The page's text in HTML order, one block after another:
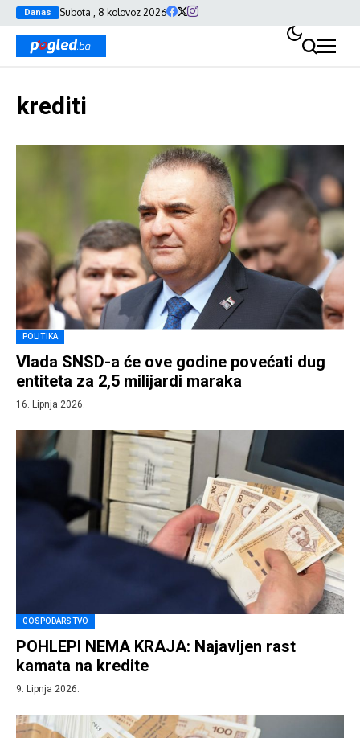
Danas Subota , 8 kolovoz 2026
krediti
POLITIKA
Vlada SNSD-a će ove godine povećati dug
entiteta za 2,5 milijardi maraka
16. Lipnja 2026.
GOSPODARSTVO
POHLEPI NEMA KRAJA: Najavljen rast
kamata na kredite
9. Lipnja 2026.